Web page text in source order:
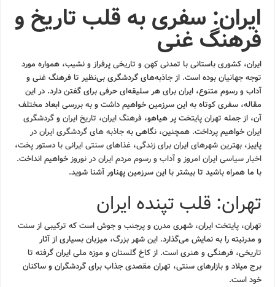
ایران: سفری به قلب تاریخ و
فرهنگ غنی
ایران، کشوری باستانی با تمدنی کهن و تاریخی پرفراز و نشیب، همواره مورد
توجه جهانیان بوده است. از جاذبه‌های گردشگری بی‌نظیر تا فرهنگ غنی و
آداب و رسوم متنوع، ایران برای هر سلیقه‌ای حرفی برای گفتن دارد. در این
مقاله، سفری کوتاه به این سرزمین خواهیم داشت و به بررسی ابعاد مختلف
آن، از جمله تهرانپایتخت پر هیاهو،فرهنگ ایران، تاریخ ایرانوگردشگری
ایرانخواهیم پرداخت. همچنین، نگاهی بهجاذبه های گردشگری ایران در
پاییز،بهترین شهرهای ایران برای زندگی،غذاهای سنتی ایرانی با دستور پخت،
اخبار سیاسی ایران امروزوآداب و رسوم مردم ایران در نوروزخواهیم انداخت.
با ما همراه باشید تا بیشتر با این سرزمین پهناور آشنا شوید.
تهران: قلب تپنده ایران
تهران، پایتخت ایران، شهری مدرن و پرجنب و جوش است که ترکیبی از سنت
و مدرنیته را به نمایش می‌گذارد. این شهر بزرگ، میزبان بسیاری از آثار
تاریخی، فرهنگی و هنری است. از کاخ گلستان و موزه ملی ایران گرفته تا
برج میلاد و بازارهای سنتی، تهران مقصدی جذاب برای گردشگران و ساکنان
خود است.